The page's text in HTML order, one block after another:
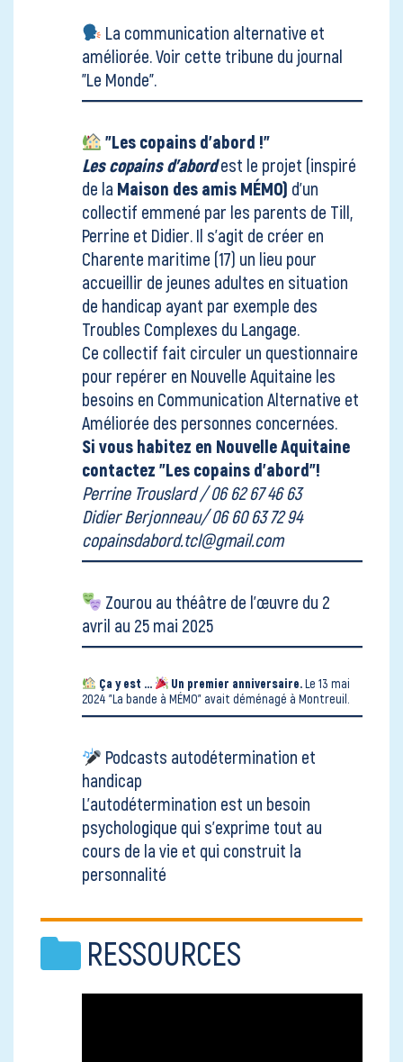
La communication alternative et
améliorée. Voir cette tribune du journal
"Le Monde".
"Les copains d'abord !"
Les copains d’abord est le projet (inspiré
de la Maison des amis MÉMO) d'un
collectif emmené par les parents de Till,
Perrine et Didier. Il s'agit de créer en
Charente maritime (17) un lieu pour
accueillir de jeunes adultes en situation
de handicap ayant par exemple des
Troubles Complexes du Langage.
Ce collectif fait circuler un questionnaire
pour repérer en Nouvelle Aquitaine les
besoins en Communication Alternative et
Améliorée des personnes concernées.
Si vous habitez en Nouvelle Aquitaine
contactez "Les copains d'abord"!
Perrine Trouslard / 06 62 67 46 63
Didier Berjonneau/ 06 60 63 72 94
copainsdabord.tcl@gmail.com
Zourou au théâtre de l'œuvre du 2
avril au 25 mai 2025
Ça y est ... Un premier anniversaire.Le 13 mai
2024 "La bande à MÉMO" avait déménagé à Montreuil.
Podcasts autodétermination et
handicap
L’autodétermination est un besoin
psychologique qui s’exprime tout au
cours de la vie et qui construit la
personnalité
RESSOURCES